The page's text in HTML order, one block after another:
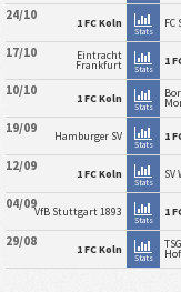
24/10 1 FC Koln
Stats
FC
17/10 Eintracht
Frankfurt Stats
1
10/10 1 FC Koln
Stats
19/09 Hamburger SV
Stats
1
12/09 1 FC Koln
Stats
SV
04/09VfB Stuttgart 1893
Stats
1
29/08 1 FC Koln
Stats